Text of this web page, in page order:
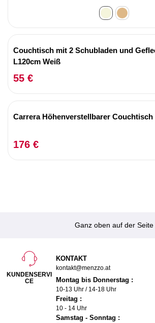
Couchtisch mit 2 Schubladen und
L120cm Weiß
55 €
Carrera Höhenverstellbarer
176 €
Ganz oben auf der Seite
KUNDENSERVI
CE
KONTAKT
kontakt@menzzo.at
Montag bis Donnerstag :
10-13 Uhr / 14-18 Uhr
Freitag :
10 - 14 Uhr
Samstag - Sonntag :